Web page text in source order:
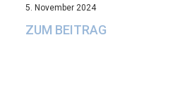
5. November 2024
ZUM BEITRAG